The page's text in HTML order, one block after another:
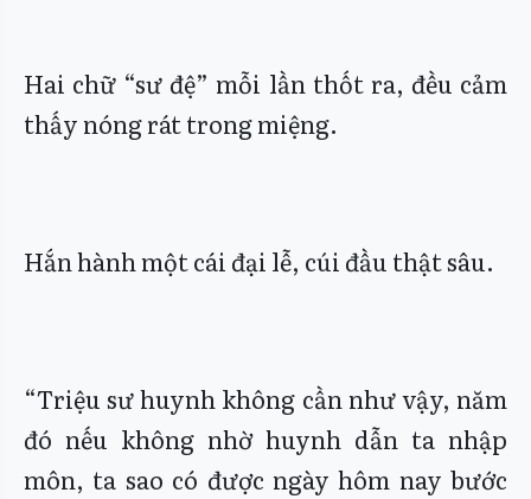
Hai chữ “sư đệ” mỗi lần thốt ra, đều cảm
thấy nóng rát trong miệng.
Hắn hành một cái đại lễ, cúi đầu thật sâu.
“Triệu sư huynh không cần như vậy, năm
đó nếu không nhờ huynh dẫn ta nhập
môn, ta sao có được ngày hôm nay bước